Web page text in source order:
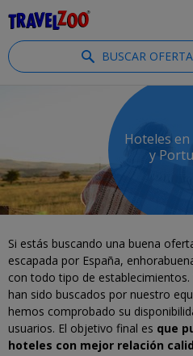
BUSCAR
Hoteles en
y
Si estás buscando una buena
escapada por España,
con todo tipo de
han sido buscados por nuestro
hemos comprobado su
usuarios. El objetivo final es que
hoteles con mejor relación